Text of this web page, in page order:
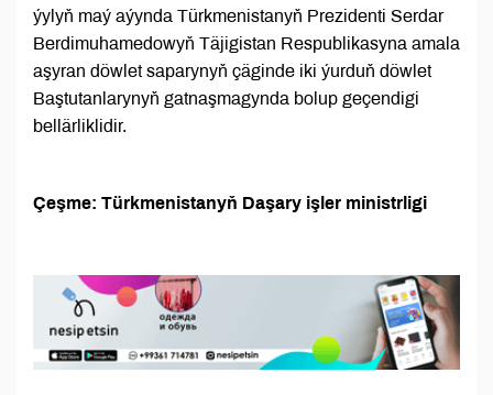
ýylyň maý aýynda Türkmenistanyň Prezidenti Serdar
Berdimuhamedowyň Täjigistan Respublikasyna amala
aşyran döwlet saparynyň çäginde iki ýurduň döwlet
Baştutanlarynyň gatnaşmagynda bolup geçendigi
bellärliklidir.
Çeşme: Türkmenistanyň Daşary işler ministrligi